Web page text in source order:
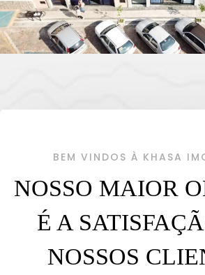
BEM VINDOS À KHASA
NOSSO MAIOR
É A
NOSSOS